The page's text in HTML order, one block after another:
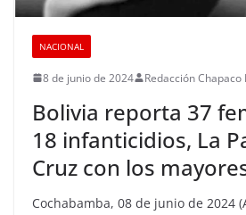
NACIONAL
8 de junio de 2024 Redacción Chapaco
Bolivia reporta 37
18 infanticidios, La
Cruz con los
Cochabamba, 08 de junio de 2024